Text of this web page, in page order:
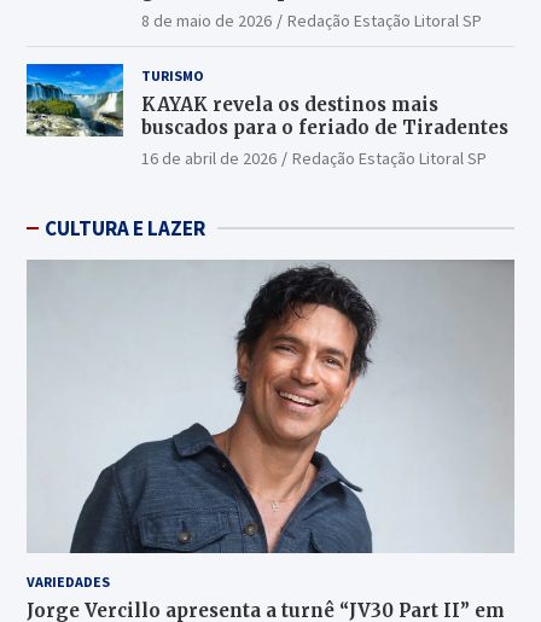
Latin America 2026
8 de maio de 2026 Redação Estação Litoral SP
TURISMO
KAYAK revela os destinos mais
buscados para o feriado de Tiradentes
16 de abril de 2026 Redação Estação Litoral SP
CULTURA E LAZER
VARIEDADES
Jorge Vercillo apresenta a turnê “JV30 Part II” em